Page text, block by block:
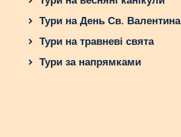
Тури на День Св. Валентина
Тури на травневі свята
Тури за напрямками